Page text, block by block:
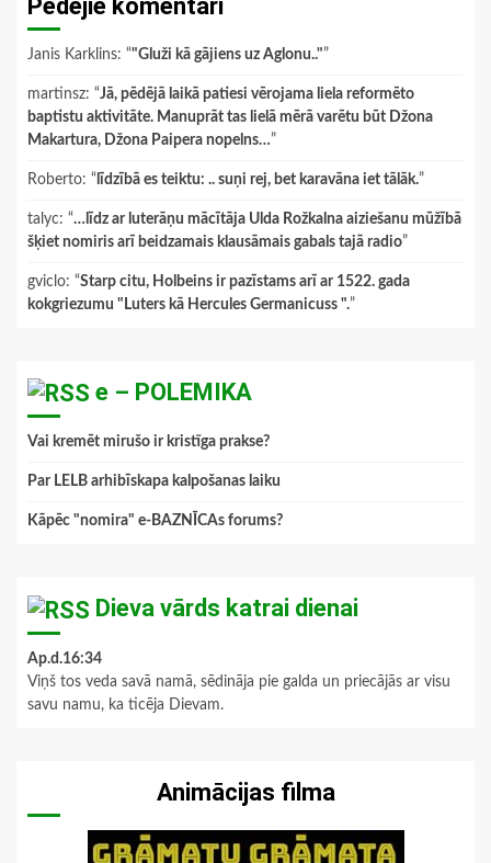
Pēdējie komentāri
Janis Karklins: “"Gluži kā gājiens uz Aglonu.."”
martinsz: “Jā, pēdējā laikā patiesi vērojama liela reformēto
baptistu aktivitāte. Manuprāt tas lielā mērā varētu būt Džona
Makartura, Džona Paipera nopelns…”
Roberto: “ līdzībā es teiktu: .. suņi rej, bet karavāna iet tālāk.”
talyc: “…līdz ar luterāņu mācītāja Ulda Rožkalna aiziešanu mūžībā
šķiet nomiris arī beidzamais klausāmais gabals tajā radio”
gviclo: “Starp citu, Holbeins ir pazīstams arī ar 1522. gada
kokgriezumu "Luters kā Hercules Germanicuss ".”
e – POLEMIKA
Vai kremēt mirušo ir kristīga prakse?
Par LELB arhibīskapa kalpošanas laiku
Kāpēc "nomira" e-BAZNĪCAs forums?
Dieva vārds katrai dienai
Ap.d.16:34
Viņš tos veda savā namā, sēdināja pie galda un priecājās ar visu
savu namu, ka ticēja Dievam.
Animācijas filma